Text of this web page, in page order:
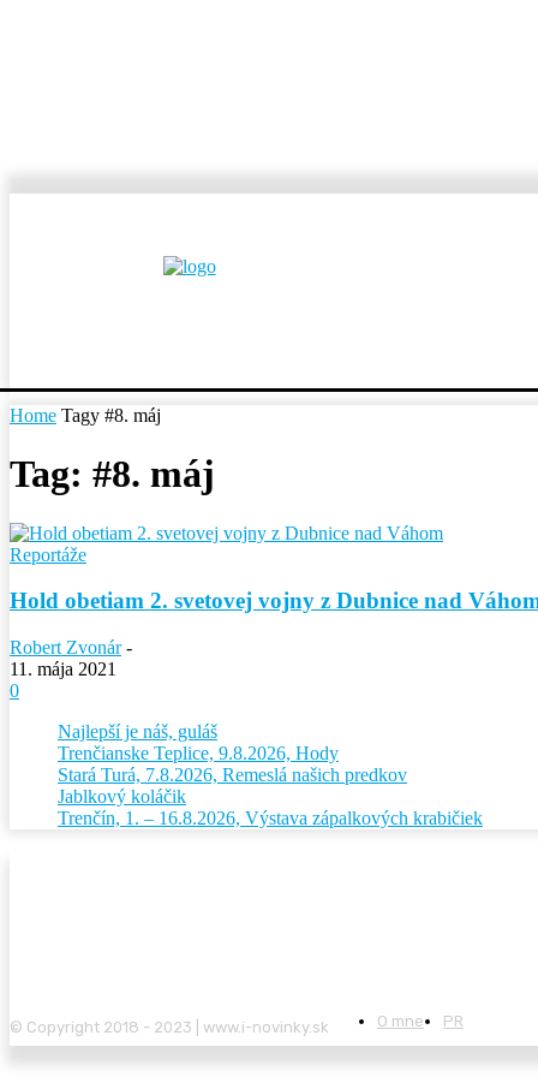
Home Tagy #8. máj
Tag: #8. máj
Reportáže
Hold obetiam 2. svetovej vojny z Dubnice nad
Robert Zvonár -
11. mája 2021
0
Najlepší je náš, guláš
Trenčianske Teplice, 9.8.2026, Hody
Stará Turá, 7.8.2026, Remeslá našich predkov
Jablkový koláčik
Trenčín, 1. – 16.8.2026, Výstava zápalkových krabičiek
© Copyright 2018 - 2023 | www.i-novinky.sk O mne PR